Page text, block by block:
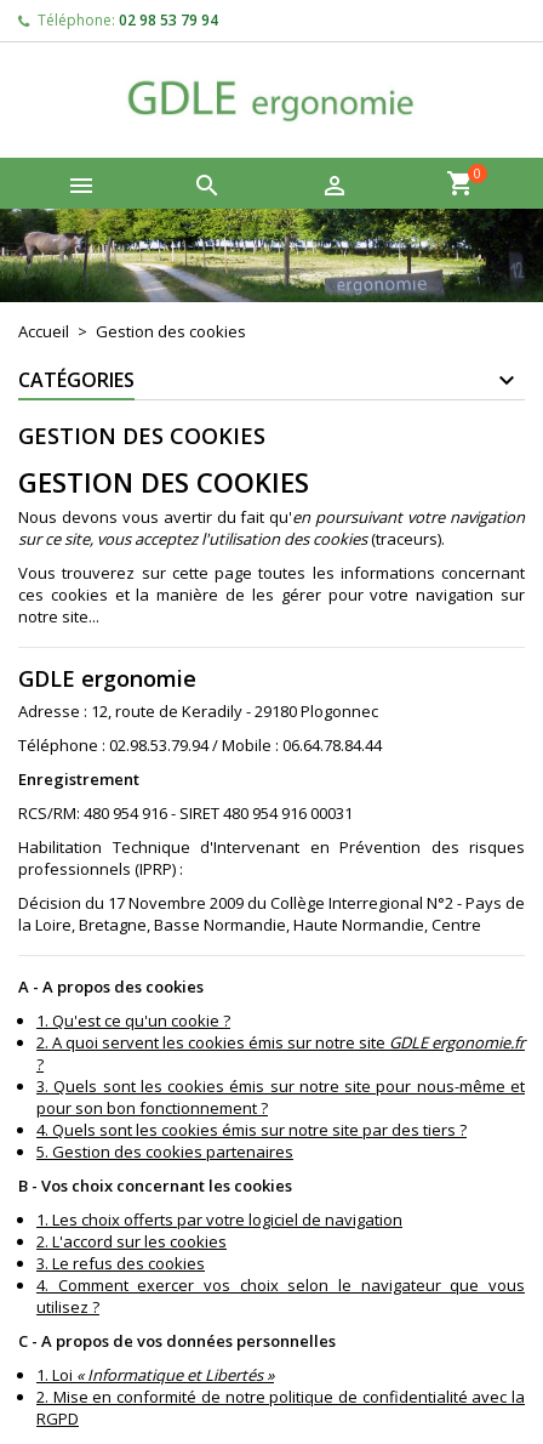
Téléphone: 02 98 53 79 94
   0
Accueil Gestion des cookies
CATÉGORIES
GESTION DES COOKIES
GESTION DES COOKIES
Nous devons vous avertir du fait qu'en poursuivant votre navigation
sur ce site, vous acceptez l'utilisation des cookies(traceurs).
Vous trouverez sur cette page toutes les informations concernant
ces cookies et la manière de les gérer pour votre navigation sur
notre site...
GDLE ergonomie
Adresse : 12, route de Keradily - 29180 Plogonnec
Téléphone : 02.98.53.79.94 / Mobile : 06.64.78.84.44
Enregistrement
RCS/RM: 480 954 916 - SIRET 480 954 916 00031
Habilitation Technique d'Intervenant en Prévention des risques
professionnels (IPRP) :
Décision du 17 Novembre 2009 du Collège Interregional N°2 - Pays de
la Loire, Bretagne, Basse Normandie, Haute Normandie, Centre
A - A propos des cookies
1. Qu'est ce qu'un cookie ?
2. A quoi servent les cookies émis sur notre site GDLE ergonomie.fr
?
3. Quels sont les cookies émis sur notre site pour nous-même et
pour son bon fonctionnement ?
4. Quels sont les cookies émis sur notre site par des tiers ?
5. Gestion des cookies partenaires
B - Vos choix concernant les cookies
1. Les choix offerts par votre logiciel de navigation
2. L'accord sur les cookies
3. Le refus des cookies
4. Comment exercer vos choix selon le navigateur que vous
utilisez ?
C - A propos de vos données personnelles
1. Loi « Informatique et Libertés »
2. Mise en conformité de notre politique de confidentialité avec la
RGPD
×
((modalTitle)) ×
((confirmMessage))
((modalDeleteText))
Créer une liste d'envies ×
Nom de la liste d'envies
Annuler Créer une liste d'envies
Connexion ×
Vous devez être connecté pour ajouter des produits à votre
Annuler Connexion